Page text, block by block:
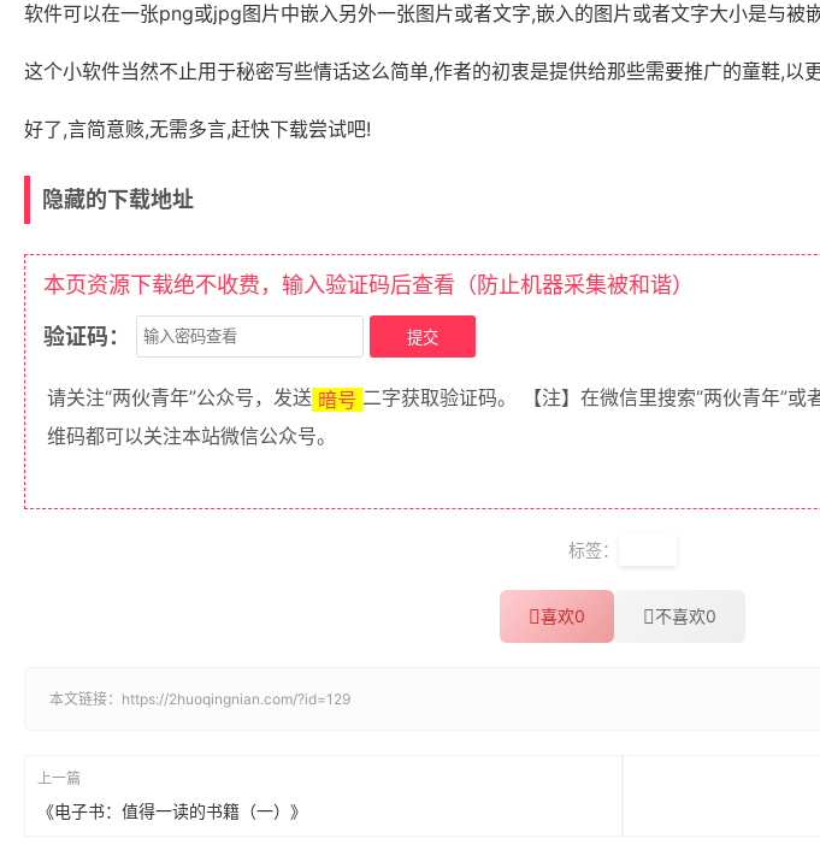
软件可以在一张png或jpg图片中嵌入另外一张图片或者文字,嵌入的图片或者文字大小是与被
这个小软件当然不止用于秘密写些情话这么简单,作者的初衷是提供给那些需要推广的童鞋,以
好了,言简意赅,无需多言,赶快下载尝试吧!
隐藏的下载地址
本页资源下载绝不收费，输入验证码后查看（防止机器采集被和谐）
验证码：
请关注“两伙青年”公众号，发送 暗号 二字获取验证码。 【注】在微信里搜索“两伙青年”或
维码都可以关注本站微信公众号。
标签：
喜欢0 不喜欢0
本文链接： https://2huoqingnian.com/?id=129
上一篇
《电子书：值得一读的书籍（一）》